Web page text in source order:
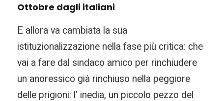
Ottobre dagli italiani
E allora va cambiata la sua
istituzionalizzazione nella fase più critica: che
vai a fare dal sindaco amico per rinchiudere
un anoressico già rinchiuso nella peggiore
delle prigioni: l’ inedia, un piccolo pezzo del